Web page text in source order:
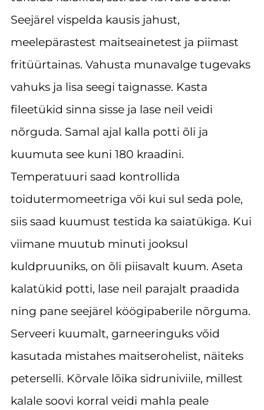
Seejärel vispelda kausis jahust,
meelepärastest maitseainetest ja piimast
fritüürtainas. Vahusta munavalge tugevaks
vahuks ja lisa seegi taignasse. Kasta
fileetükid sinna sisse ja lase neil veidi
nõrguda. Samal ajal kalla potti õli ja
kuumuta see kuni 180 kraadini.
Temperatuuri saad kontrollida
toidutermomeetriga või kui sul seda pole,
siis saad kuumust testida ka saiatükiga. Kui
viimane muutub minuti jooksul
kuldpruuniks, on õli piisavalt kuum. Aseta
kalatükid potti, lase neil parajalt praadida
ning pane seejärel köögipaberile nõrguma.
Serveeri kuumalt, garneeringuks võid
kasutada mistahes maitserohelist, näiteks
peterselli. Kõrvale lõika sidruniviile, millest
kalale soovi korral veidi mahla peale